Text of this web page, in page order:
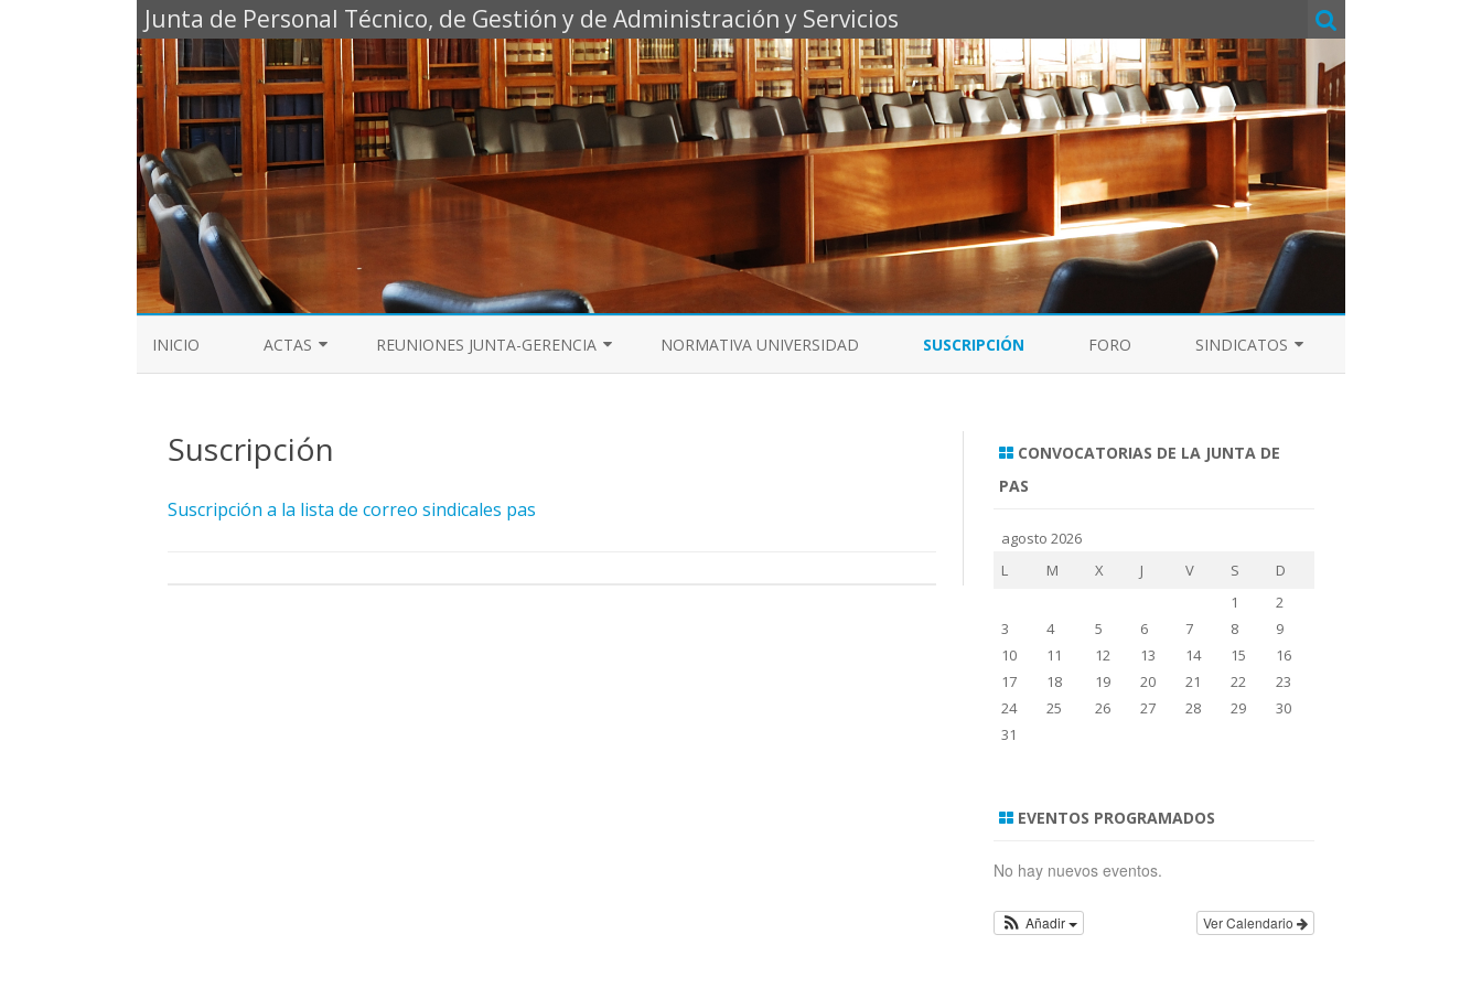
Junta de Personal Técnico, de Gestión y de Administración y Servicios
al
INICIO ACTAS
ACTAS 2019-2023
REUNIONES JUNTA-GERENCIA NORMATIVA UNIVERSIDAD SUSCRIPCIÓN FORO SINDICATOS
UGT
Suscripción
Suscripción a la lista de correo sindicales pas
CONVOCATORIAS DE LA JUNTA DE
PAS
agosto 2026
L
M X J V S
D
1
2
3
4 5 6 7 8
9
10
11 12 13 14 15
16
17
18 19 20 21 22
23
24
25 26 27 28 29
30
31
EVENTOS PROGRAMADOS
No hay nuevos eventos.
Ver Calendario
Añadir